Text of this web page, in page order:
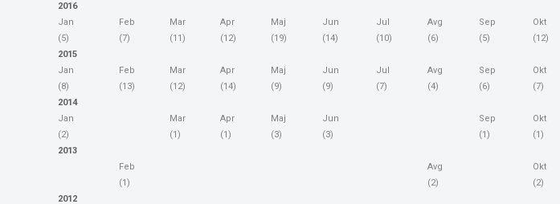
2016
Jan
(5)
Feb
(7)
Mar
(11)
Apr
(12)
Maj
(19)
Jun
(14)
Jul
(10)
Avg
(6)
Sep
(5)
Okt
(12)
2015
Jan
(8)
Feb
(13)
Mar
(12)
Apr
(14)
Maj
(9)
Jun
(9)
Jul
(7)
Avg
(4)
Sep
(6)
Okt
(7)
2014
Jan
(2)
Mar
(1)
Apr
(1)
Maj
(3)
Jun
(3)
Sep
(1)
Okt
(1)
2013
Feb
(1)
Avg
(2)
Okt
(2)
2012